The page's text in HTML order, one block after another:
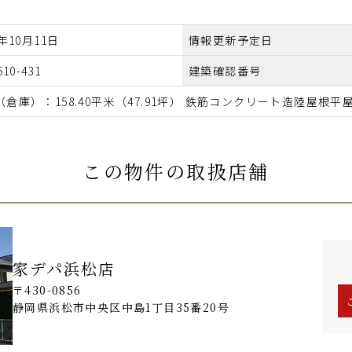
10月11日
情報更新予定日
431
建築確認番号
倉庫）：158.40平米（47.91坪） 鉄筋コンクリート造陸屋根
この物件の取扱店舗
家デパ浜松店
〒430-0856
静岡県浜松市中央区中島1丁目35番20号